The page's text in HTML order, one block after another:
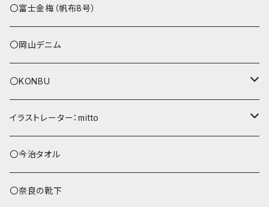
その他
〇富士金梅（帆布8号）
〇岡山デニム
〇KONBU
ショルダーバッグ
あずまバッグ
トートバッグ（L）
イラストレーター：mitto
シマエナガ
ハシビロコウ
〇今治タオル
〇奈良の靴下